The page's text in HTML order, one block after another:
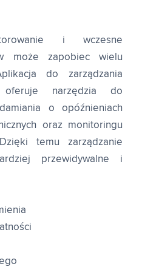
i wczesne
może zapobiec wielu
do zarządzania
oferuje narzędzia do
o opóźnieniach
oraz monitoringu
temu zarządzanie
przewidywalne i